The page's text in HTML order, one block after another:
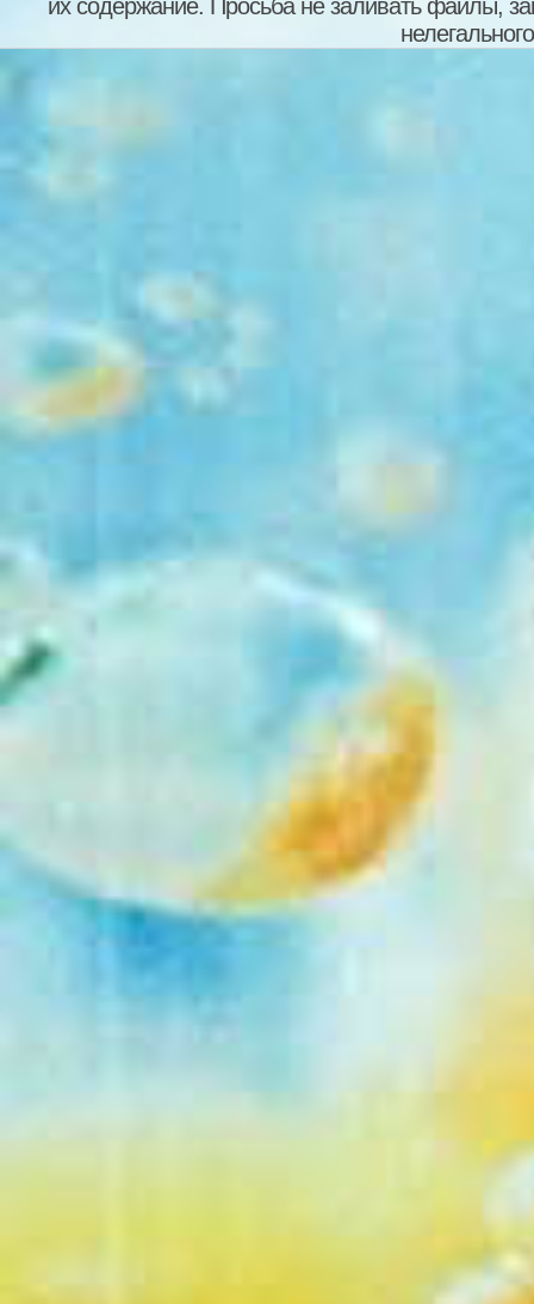
их содержание. Просьба не заливать файлы,